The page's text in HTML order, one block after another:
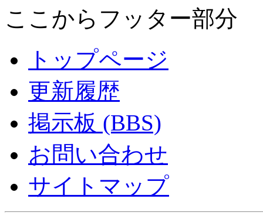
ここからフッター部分
トップページ
更新履歴
掲示板 (BBS)
お問い合わせ
サイトマップ